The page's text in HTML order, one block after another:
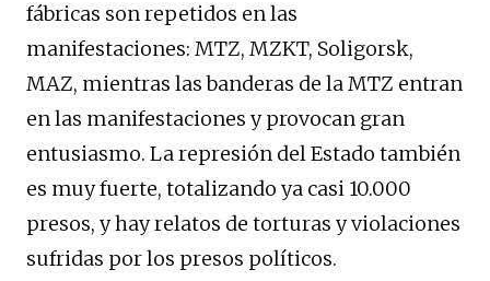
fábricas son repetidos en las
manifestaciones: MTZ, MZKT, Soligorsk,
MAZ, mientras las banderas de la MTZ entran
en las manifestaciones y provocan gran
entusiasmo. La represión del Estado también
es muy fuerte, totalizando ya casi 10.000
presos, y hay relatos de torturas y violaciones
sufridas por los presos políticos.